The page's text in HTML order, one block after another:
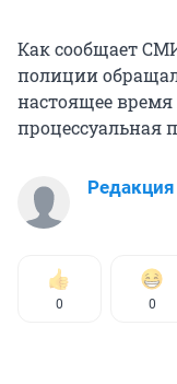
Как сообщает
полиции
настоящее
процессуальная
Редакция
0 0